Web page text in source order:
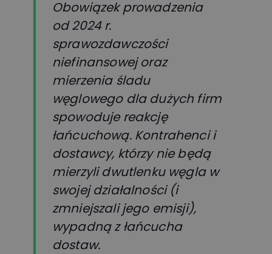
Obowiązek prowadzenia
od 2024 r.
sprawozdawczości
niefinansowej oraz
mierzenia śladu
węglowego dla dużych firm
spowoduje reakcję
łańcuchową. Kontrahenci i
dostawcy, którzy nie będą
mierzyli dwutlenku węgla w
swojej działalności (i
zmniejszali jego emisji),
wypadną z łańcucha
dostaw.